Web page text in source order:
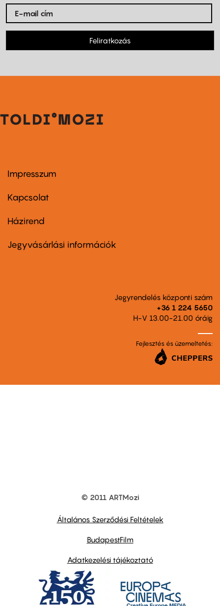
Feliratkozás
Footer
first
Impresszum
Kapcsolat
Footer
second
Házirend
Jegyvásárlási információk
Jegyrendelés központi szám
+36 1 224 5650
H-V 13.00-21.00 óráig
Fejlesztés és üzemeltetés:
© 2011 ARTMozi
Általános Szerződési Feltételek
BudapestFilm
Adatkezelési tájékoztató